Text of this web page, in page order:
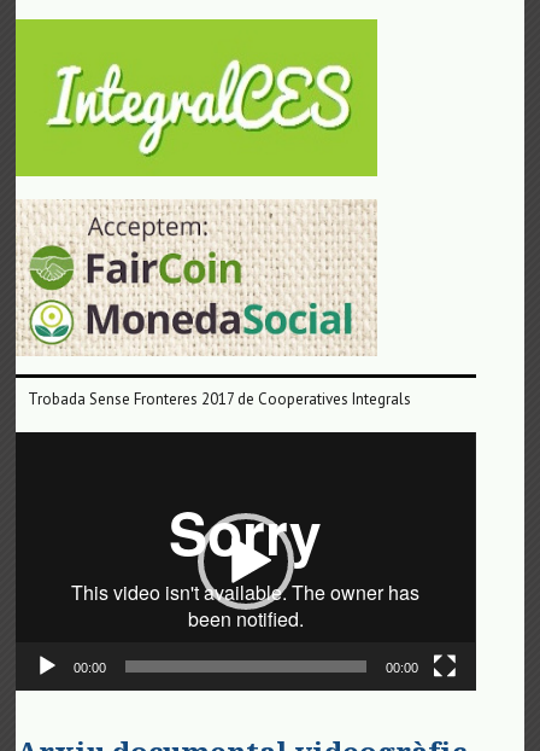
Trobada Sense Fronteres 2017 de Cooperatives Integrals
00:00 00:00